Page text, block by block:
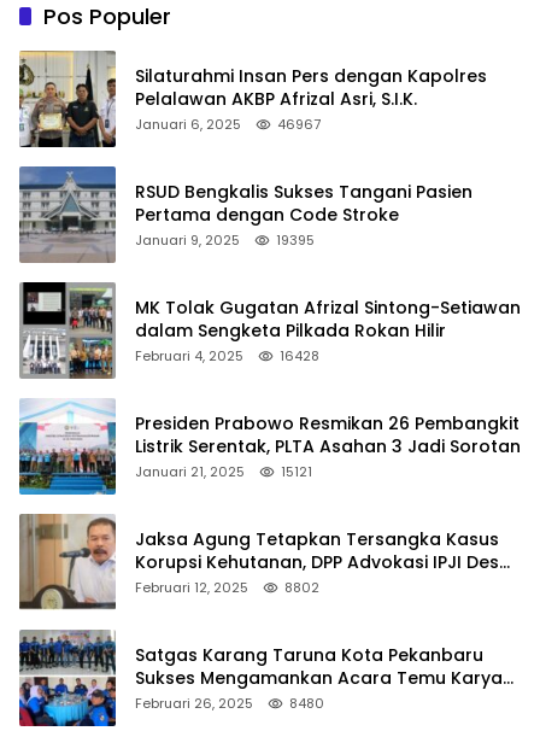
Pos Populer
Silaturahmi Insan Pers dengan Kapolres
Pelalawan AKBP Afrizal Asri, S.I.K.
Januari 6, 2025 46967
RSUD Bengkalis Sukses Tangani Pasien
Pertama dengan Code Stroke
Januari 9, 2025 19395
MK Tolak Gugatan Afrizal Sintong-Setiawan
dalam Sengketa Pilkada Rokan Hilir
Februari 4, 2025 16428
Presiden Prabowo Resmikan 26 Pembangkit
Listrik Serentak, PLTA Asahan 3 Jadi Sorotan
Januari 21, 2025 15121
Jaksa Agung Tetapkan Tersangka Kasus
Korupsi Kehutanan, DPP Advokasi IPJI Desak
Pengusutan Pajak RAPP
Februari 12, 2025 8802
Satgas Karang Taruna Kota Pekanbaru
Sukses Mengamankan Acara Temu Karya
VII Karang Taruna Pekanbaru
Februari 26, 2025 8480